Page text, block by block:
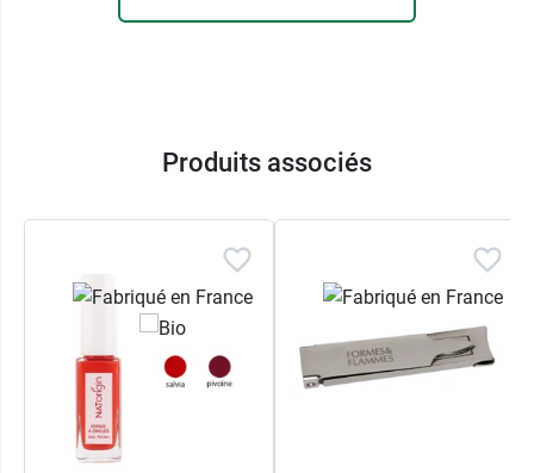
Caractéristiques :
Traitement anti-jaunissement
Pensez aussi au
dentifrice blanchissant bio
Avril.
Conditionnement :
Produits associés